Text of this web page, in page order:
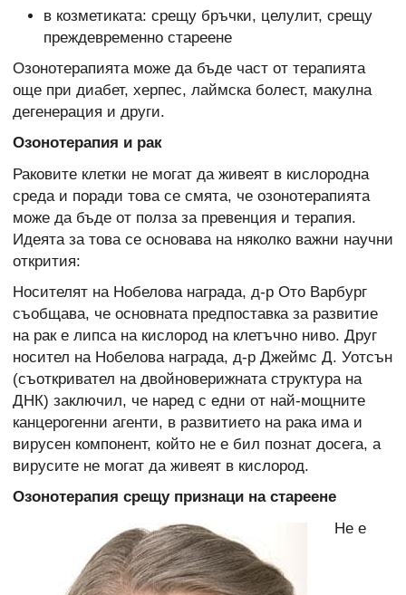
в козметиката: срещу бръчки, целулит, срещу
преждевременно стареене
Озонотерапията може да бъде част от терапията
още при диабет, херпес, лаймска болест, макулна
дегенерация и други.
Озонотерапия и рак
Раковите клетки не могат да живеят в кислородна
среда и поради това се смята, че озонотерапията
може да бъде от полза за превенция и терапия.
Идеята за това се основава на няколко важни научни
открития:
Носителят на Нобелова награда, д-р Ото Варбург
съобщава, че основната предпоставка за развитие
на рак е липса на кислород на клетъчно ниво. Друг
носител на Нобелова награда, д-р Джеймс Д. Уотсън
(съоткривател на двойноверижната структура на
ДНК) заключил, че наред с едни от най-мощните
канцерогенни агенти, в развитието на рака има и
вирусен компонент, който не е бил познат досега, а
вирусите не могат да живеят в кислород.
Озонотерапия срещу признаци на стареене
Не е